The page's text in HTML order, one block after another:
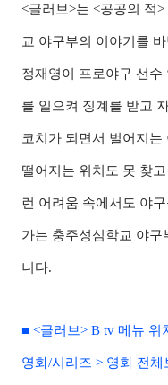
<글러브>는 <공공의 적
교 야구부의 이야기를
정재영이 프로야구 선수
를 일으켜 징계를 받고
코치가 되면서 벌어지
떨어지는 위치도 못 찾
런 어려움 속에서도 야
가는 충주성심학교 야
니다.
■ <글러브> B tv 메뉴 위
영화/시리즈 > 영화 전